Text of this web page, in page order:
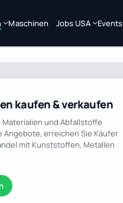
Maschinen Jobs USA Events
kaufen & verkaufen
und Abfallstoffe
Angebote, erreichen Sie Käufer
mit Kunststoffen, Metallen